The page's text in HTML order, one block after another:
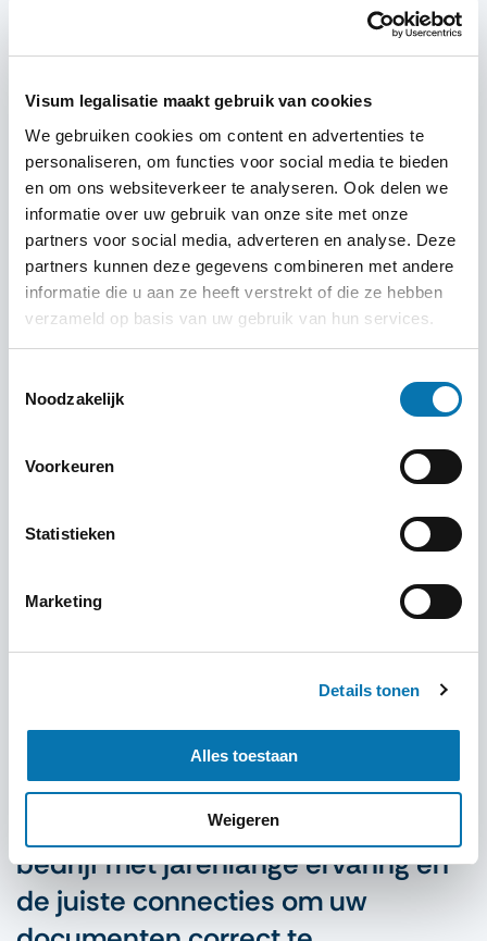
Visum legalisatie maakt gebruik van cookies
We gebruiken cookies om content en advertenties te
personaliseren, om functies voor social media te bieden
en om ons websiteverkeer te analyseren. Ook delen we
informatie over uw gebruik van onze site met onze
partners voor social media, adverteren en analyse. Deze
partners kunnen deze gegevens combineren met andere
informatie die u aan ze heeft verstrekt of die ze hebben
verzameld op basis van uw gebruik van hun services.
Noodzakelijk
Voorkeuren
Statistieken
Marketing
Details tonen
Alles toestaan
Weigeren
Betekenis
Visum aanvragen
Waarom uw visum Sri Lanka
aanvragen bij Traveldocs?
Bij Traveldocs staan wij garant voor professionele,
Traveldocs vertrouwen.
Onze ervaren deskundigen controleren de aanvraag
alvorens deze wordt ingediend bij de overheid van Sri
Lanka. Slechts op deze manier bent u 100% zeker dat uw
aanvraag correct en veilig wordt aangevraagd.
Traveldocs maakt de procedure makkelijker voor u, dus
U wordt op de hoogte gehouden van de status van de
allen tijde uw aanvraag volgen via deTrackingfunctie op
Traveldocs is een Nederlands
bedrijf met jarenlange ervaring en
de juiste connecties om uw